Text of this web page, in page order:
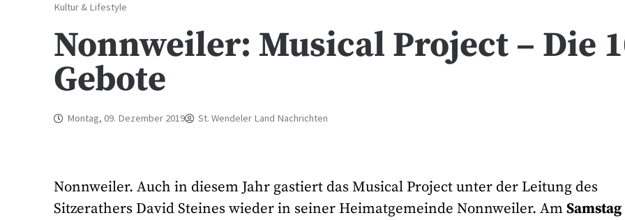
Kultur & Lifestyle
Nonnweiler: Musical Project – Die
Gebote
Montag, 09. Dezember 2019 St. Wendeler Land Nachrichten
Nonnweiler. Auch in diesem Jahr gastiert das Musical Project unter der Leitung des
Sitzerathers David Steines wieder in seiner Heimatgemeinde Nonnweiler. AmSamstag